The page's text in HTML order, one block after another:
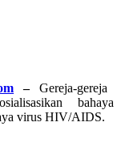
–Gereja-
virus HIV/AIDS.